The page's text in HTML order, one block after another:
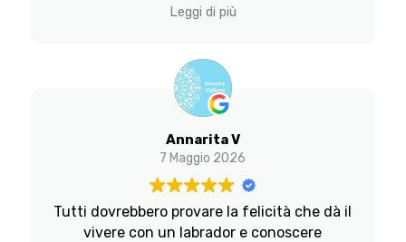
Astrid sono solo complimenti per come
cosa che colpisce molto gli addestratori è il
fatto che è un cane che non ha paura di
nulla e io ritengo che questo sia dovuto al
percorso fatto da Stefano mentre era
ancora nel suo allevamento. Per tutto
questo noi sceglieremmo My Labrador
ancora 100 volte. Grazie Stefano di esserci.
Cristina Maurizio e Astrid
Chapeau!
Leggi di più
Annarita V
7 Maggio 2026
Tutti dovrebbero provare la felicità che dà il
vivere con un labrador e conoscere